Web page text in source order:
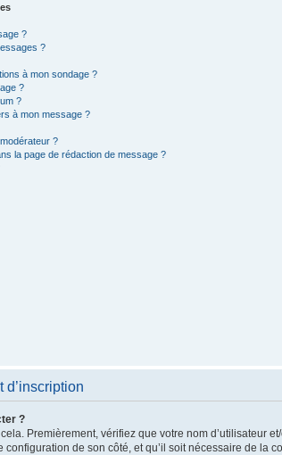
?
?
à mon sondage ?
?
?
à mon message ?
?
la page de rédaction de message ?
d’inscription
?
Premièrement, vérifiez que votre nom d’utilisateur
configuration de son côté, et qu’il soit nécessaire de la